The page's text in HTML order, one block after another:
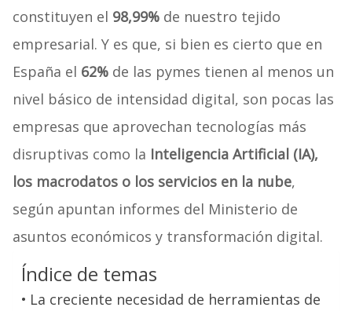
constituyen el 98,99%de nuestro tejido
empresarial. Y es que, si bien es cierto que en
España el 62%de las pymes tienen al menos un
nivel básico de intensidad digital, son pocas las
empresas que aprovechan tecnologías más
disruptivas como la Inteligencia Artificial (IA),
los macrodatos o los servicios en la nube,
según apuntan informes del Ministerio de
asuntos económicos y transformación digital.
Índice de temas
La creciente necesidad de herramientas de